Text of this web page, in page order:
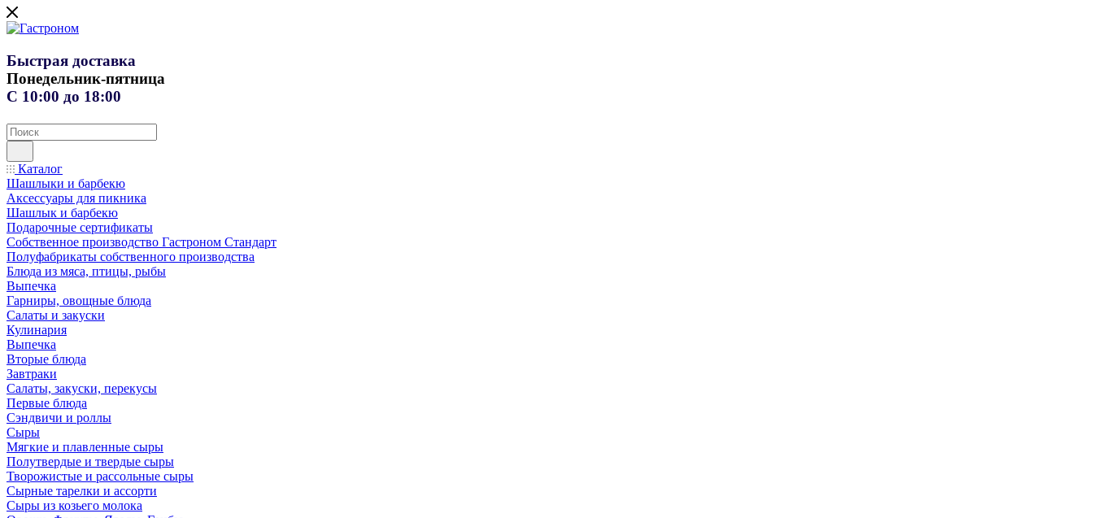
Быстрая доставка
Понедельник-пятница
С 10:00 до 18:00
Каталог
Шашлыки и барбекю
Аксессуары для пикника
Шашлык и барбекю
Подарочные сертификаты
Собственное производство Гастроном Стандарт
Полуфабрикаты собственного производства
Блюда из мяса, птицы, рыбы
Выпечка
Гарниры, овощные блюда
Салаты и закуски
Кулинария
Выпечка
Вторые блюда
Завтраки
Салаты, закуски, перекусы
Первые блюда
Сэндвичи и роллы
Сыры
Мягкие и плавленные сыры
Полутвердые и твердые сыры
Творожистые и рассольные сыры
Сырные тарелки и ассорти
Сыры из козьего молока